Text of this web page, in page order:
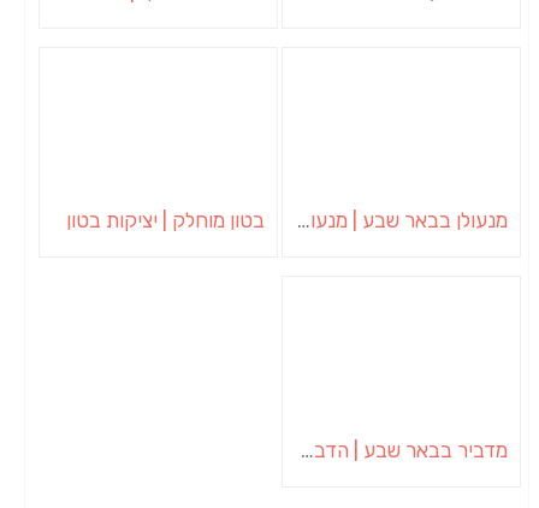
מנעולן בבאר שבע | מנעולן באופקים | ויטלי המנעולן בטון מוחלק | יציקות בטון
מדביר בבאר שבע | הדברה בבאר שבע | יוגב הדברות